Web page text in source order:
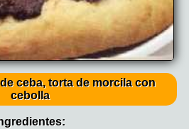
ceba, torta de morcila con
cebolla